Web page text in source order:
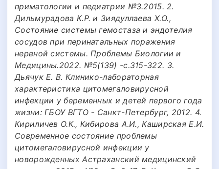
приматологии и педиатрии №3.2015. 2.
Дильмурадова К.Р. и Зиядуллаева Х.О.,
Состояние системы гемостаза и эндотелия
сосудов при перинатальных поражения
нервной системы. Проблемы Биологии и
Медицины.2022. №5(139) -с.315-322. 3.
Дьячук Е. В. Клинико-лабораторная
характеристика цитомегаловирусной
инфекции у беременных и детей первого года
жизни: ГБОУ ВГТО - Санкт-Петербург, 2012. 4.
Кириличев О.К., Кибирова А.И., Каширская Е.И.
Современное состояние проблемы
цитомегаловирусной инфекции у
новорожденных Астраханский медицинский